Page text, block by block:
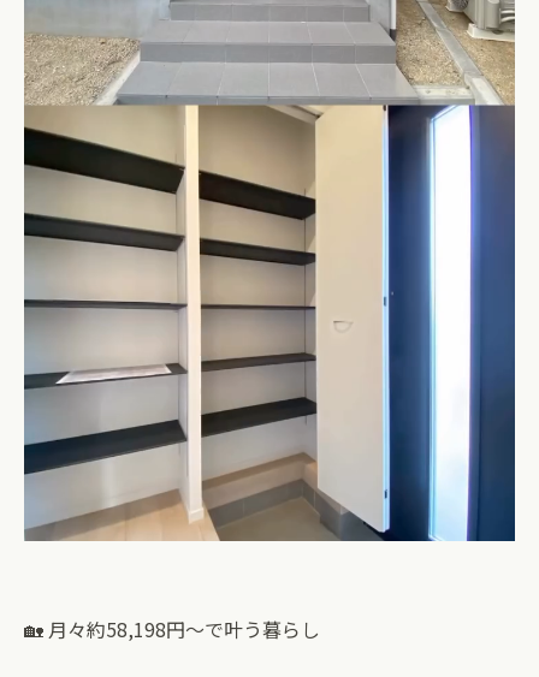
🏡 月々約58,198円〜で叶う暮らし